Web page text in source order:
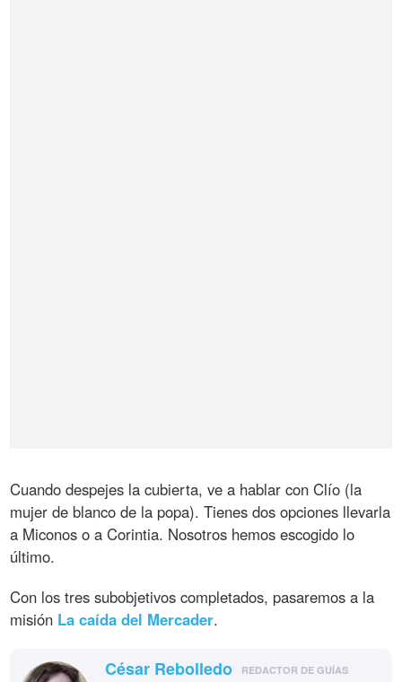
Cuando despejes la cubierta, ve a hablar con Clío (la
mujer de blanco de la popa). Tienes dos opciones llevarla
a Miconos o a Corintia. Nosotros hemos escogido lo
último.
Con los tres subobjetivos completados, pasaremos a la
misión La caída del Mercader.
César Rebolledo REDACTOR DE GUÍAS